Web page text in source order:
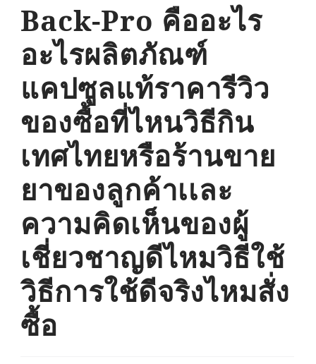
Back-Pro คืออะไร
อะไรผลิตภัณฑ์
แคปซูลแท้ราคารีวิว
ของซื้อที่ไหนวิธีกิน
เทศไทยหรือร้านขาย
ยาของลูกค้าเเละ
ความคิดเห็นของผู้
เชี่ยวชาญดีไหมวิธีใช้
วิธีการใช้ดีจริงไหมสั่ง
ซื้อ